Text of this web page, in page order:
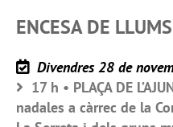
ENCESA DE LLUMS
Divendres 28 de
17 h • PLAÇA DE
nadales a càrrec de la